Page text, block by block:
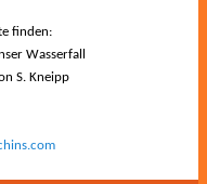
finden:
Wasserfall
S. Kneipp